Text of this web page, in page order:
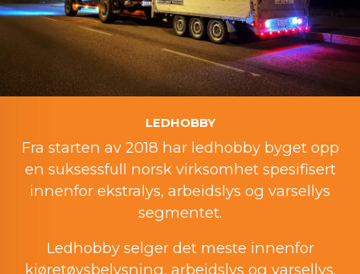
LEDHOBBY
Fra starten av 2018 har ledhobby byget opp
en suksessfull norsk virksomhet spesifisert
innenfor ekstralys, arbeidslys og varsellys
segmentet.
Ledhobby selger det meste innenfor
kjøretøysbelysning, arbeidslys og varsellys.